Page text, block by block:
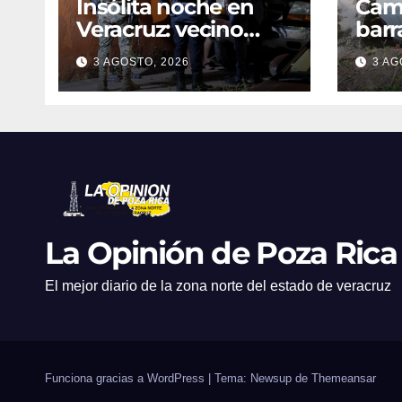
Insólita noche en
Veracruz: vecino
denuncia intento de
cateo tras viralizar
video captado por
3 AGOSTO, 2026
en
3
La Opinión de Poza Rica
El mejor diario de la zona norte del estado de veracruz
Funciona gracias a WordPress Tema: Newsup de Themeansar